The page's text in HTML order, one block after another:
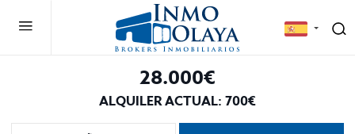
28.000€
ALQUILER ACTUAL: 700€